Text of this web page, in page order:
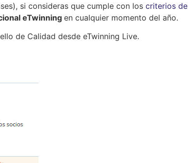
si consideras que cumple con los criterios de
eTwinningen cualquier momento del año.
de Calidad desde eTwinning Live.